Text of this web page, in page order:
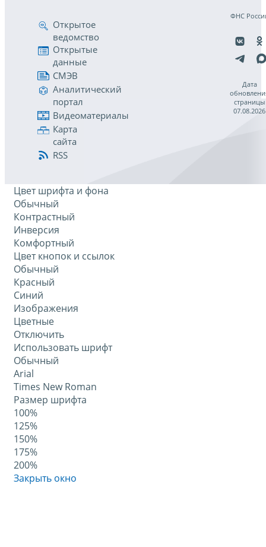
Открытое
ведомство
Открытые
данные
СМЭВ
Аналитический
портал
Видеоматериалы
Карта
сайта
RSS
ФНС
Дата
страницы
07.08.2026
Цвет шрифта и фона
Обычный
Контрастный
Инверсия
Комфортный
Цвет кнопок и ссылок
Обычный
Красный
Синий
Изображения
Цветные
Отключить
Использовать шрифт
Обычный
Arial
Times New Roman
Размер шрифта
100%
125%
150%
175%
200%
Закрыть окно